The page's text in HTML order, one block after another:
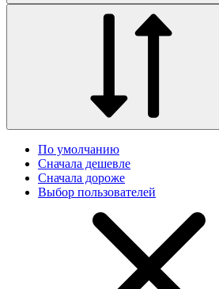
По умолчанию
Сначала дешевле
Сначала дороже
Выбор пользователей